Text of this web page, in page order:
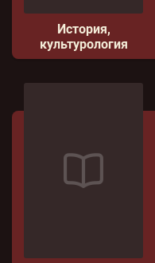
История,
культурология